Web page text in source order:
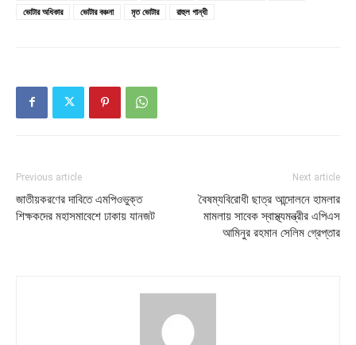
ভোটার অধিকার
ভোটার বঞ্চনা মৃত ভোটার রাহুল গান্ধী
Previous article
জাতীয়করণের দাবিতে এমপিওভুক্ত
শিক্ষকদের মহাসমাবেশে ঢাকায় যানজট
Next article
বৈষম্যবিরোধী ছাত্র আন্দোলনে হামলার
মামলায় সাবেক স্বাস্থ্যমন্ত্রীর এপিএস
আমিনুর রহমান সেলিম গ্রেপ্তার